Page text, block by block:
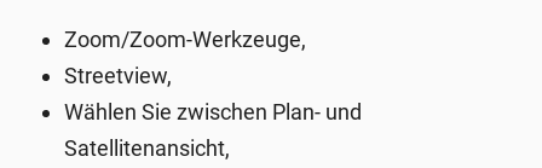
Zoom/Zoom-Werkzeuge,
Streetview,
Wählen Sie zwischen Plan- und
Satellitenansicht,